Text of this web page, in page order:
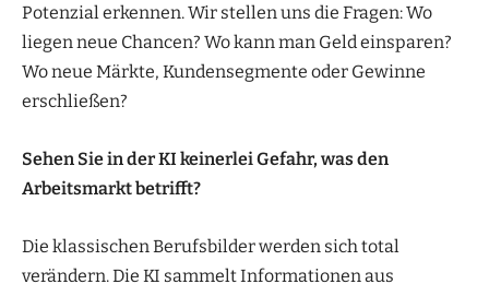
Potenzial erkennen. Wir stellen uns die Fragen: Wo
liegen neue Chancen? Wo kann man Geld einsparen?
Wo neue Märkte, Kundensegmente oder Gewinne
erschließen?
Sehen Sie in der KI keinerlei Gefahr, was den
Arbeitsmarkt betrifft?
Die klassischen Berufsbilder werden sich total
verändern. Die KI sammelt Informationen aus